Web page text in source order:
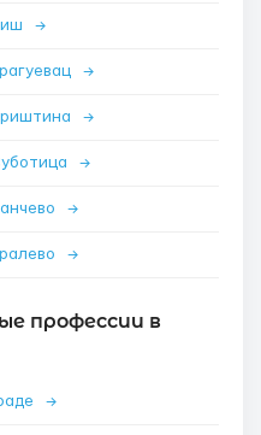
→
→
→
→
→
→
профессии в
→